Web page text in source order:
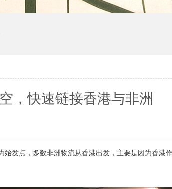
，快速链接香港与非洲
发点，多数非洲物流从香港出发，主要是因为香港